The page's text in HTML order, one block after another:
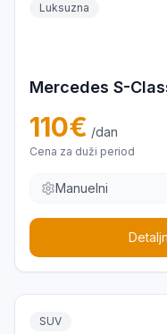
Luksuzna
Mercedes S-
110€ /dan
Cena za duži period
Manuelni
SUV